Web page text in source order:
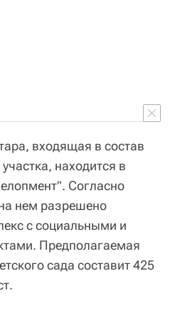
входящая в состав
находится в
Согласно
нем разрешено
с социальными и
Предполагаемая
сада составит 425